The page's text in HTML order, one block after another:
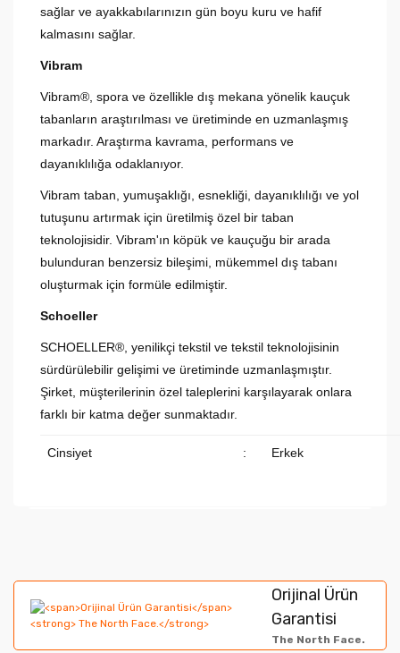
sağlar ve ayakkabılarınızın gün boyu kuru ve hafif
kalmasını sağlar.
Vibram
Vibram®, spora ve özellikle dış mekana yönelik kauçuk
tabanların araştırılması ve üretiminde en uzmanlaşmış
markadır. Araştırma kavrama, performans ve
dayanıklılığa odaklanıyor.
Vibram taban, yumuşaklığı, esnekliği, dayanıklılığı ve yol
tutuşunu artırmak için üretilmiş özel bir taban
teknolojisidir. Vibram'ın köpük ve kauçuğu bir arada
bulunduran benzersiz bileşimi, mükemmel dış tabanı
oluşturmak için formüle edilmiştir.
Schoeller
SCHOELLER®, yenilikçi tekstil ve tekstil teknolojisinin
sürdürülebilir gelişimi ve üretiminde uzmanlaşmıştır.
Şirket, müşterilerinin özel taleplerini karşılayarak onlara
farklı bir katma değer sunmaktadır.
Cinsiyet : Erkek
Yorum Yaz
formunu kullanarak tarafımıza iletebilirsiniz.
Görüş ve önerileriniz için teşekkür ederiz.
Orijinal Ürün
Garantisi
The North Face.